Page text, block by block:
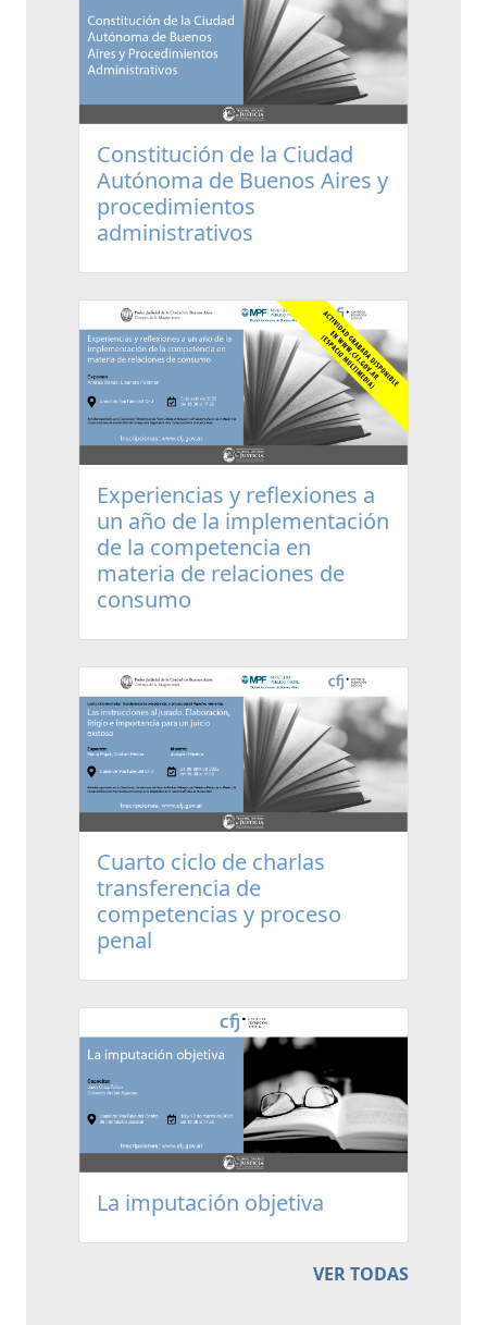
Constitución de la Ciudad
Autónoma de Buenos Aires y
procedimientos
administrativos
Experiencias y reflexiones a
un año de la implementación
de la competencia en
materia de relaciones de
consumo
Cuarto ciclo de charlas
transferencia de
competencias y proceso
penal
La imputación objetiva
VER TODAS